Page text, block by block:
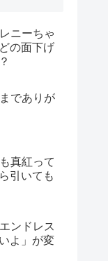
ニーちゃ
の面下げ
でありが
真紅って
引いても
ンドレス
よ」が変